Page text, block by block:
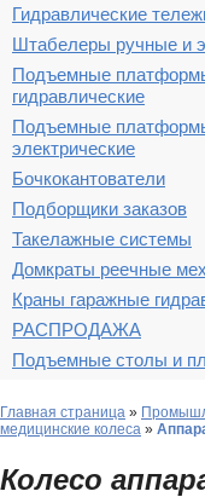
Гидравлические
Штабелеры ручные и
Подъемные
гидравлические
Подъемные
электрические
Бочкокантователи
Подборщики заказов
Такелажные системы
Домкраты реечные
Краны гаражные
РАСПРОДАЖА
Подъемные столы и
Главная страница »
медицинские колеса »
Колесо